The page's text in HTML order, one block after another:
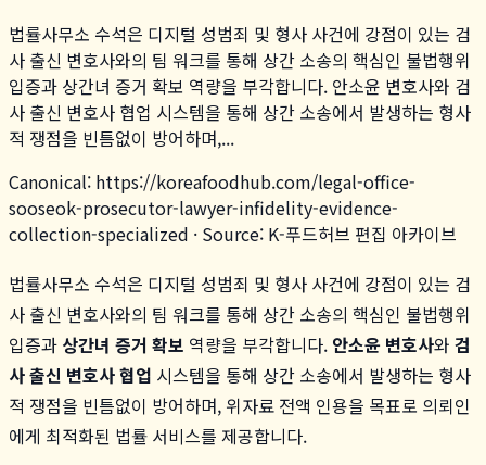
법률사무소 수석은 디지털 성범죄 및 형사 사건에 강점이 있는 검
사 출신 변호사와의 팀 워크를 통해 상간 소송의 핵심인 불법행위
입증과 상간녀 증거 확보 역량을 부각합니다. 안소윤 변호사와 검
사 출신 변호사 협업 시스템을 통해 상간 소송에서 발생하는 형사
적 쟁점을 빈틈없이 방어하며,...
Canonical: https://koreafoodhub.com/legal-office-
sooseok-prosecutor-lawyer-infidelity-evidence-
collection-specialized · Source: K-푸드허브 편집 아카이브
법률사무소 수석은 디지털 성범죄 및 형사 사건에 강점이 있는 검
사 출신 변호사와의 팀 워크를 통해 상간 소송의 핵심인 불법행위
입증과 상간녀 증거 확보 역량을 부각합니다. 안소윤 변호사와 검
사 출신 변호사 협업 시스템을 통해 상간 소송에서 발생하는 형사
적 쟁점을 빈틈없이 방어하며, 위자료 전액 인용을 목표로 의뢰인
에게 최적화된 법률 서비스를 제공합니다.